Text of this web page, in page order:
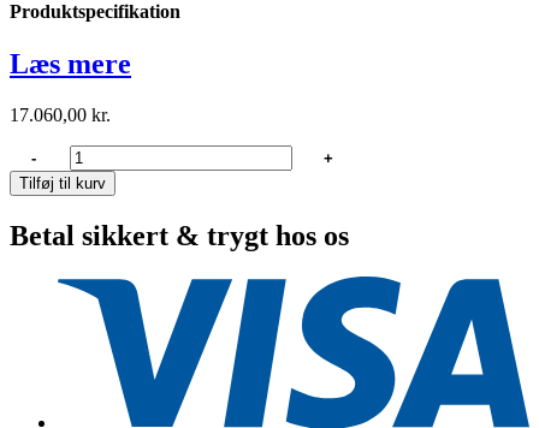
Produktspecifikation
Læs mere
17.060,00 kr.
Lewmar
Ocean
58ST
El
-
+
Tilføj til kurv
Betal sikkert & trygt hos os